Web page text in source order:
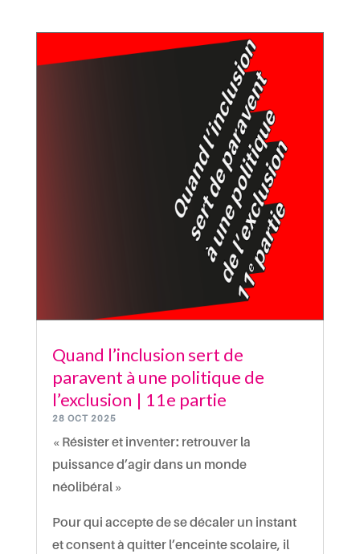
Quand l’inclusion sert de
paravent à une politique de
l’exclusion | 11e partie
28 OCT 2025
« Résister et inventer : retrouver la
puissance d’agir dans un monde
néolibéral »
Pour qui accepte de se décaler un instant
et consent à quitter l’enceinte scolaire, il